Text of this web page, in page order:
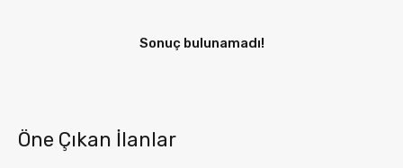
Sonuç bulunamadı!
Öne Çıkan İlanlar